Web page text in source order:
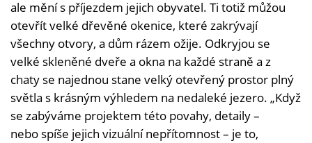
ale mění s příjezdem jejich obyvatel. Ti totiž můžou
otevřít velké dřevěné okenice, které zakrývají
všechny otvory, a dům rázem ožije. Odkryjou se
velké skleněné dveře a okna na každé straně a z
chaty se najednou stane velký otevřený prostor plný
světla s krásným výhledem na nedaleké jezero. „Když
se zabýváme projektem této povahy, detaily –
nebo spíše jejich vizuální nepřítomnost – je to,